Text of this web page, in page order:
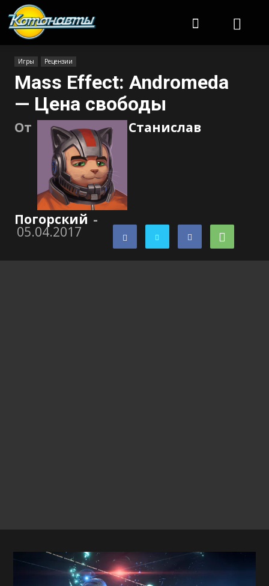
Игры Рецензии
Mass Effect: Andromeda
— Цена свободы
От Станислав
Погорский -
05.04.2017